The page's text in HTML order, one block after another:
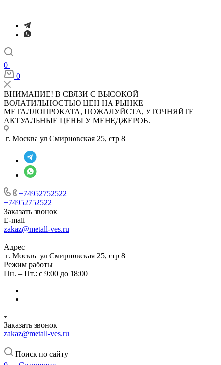
0
0
ВНИМАНИЕ! В СВЯЗИ С ВЫСОКОЙ
ВОЛАТИЛЬНОСТЬЮ ЦЕН НА РЫНКЕ
МЕТАЛЛОПРОКАТА, ПОЖАЛУЙСТА, УТОЧНЯЙТЕ
АКТУАЛЬНЫЕ ЦЕНЫ У МЕНЕДЖЕРОВ.
г. Москва ул Смирновская 25, стр 8
+74952752522
+74952752522
Заказать звонок
E-mail
zakaz@metall-ves.ru
Адрес
г. Москва ул Смирновская 25, стр 8
Режим работы
Пн. – Пт.: с 9:00 до 18:00
Заказать звонок
zakaz@metall-ves.ru
Поиск по сайту